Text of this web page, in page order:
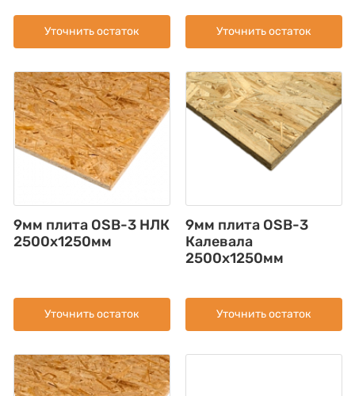
Уточнить остаток Уточнить остаток
9мм плита OSB-3 НЛК
2500х1250мм
Уточнить остаток
9мм плита OSB-3
Калевала
2500х1250мм
Уточнить остаток